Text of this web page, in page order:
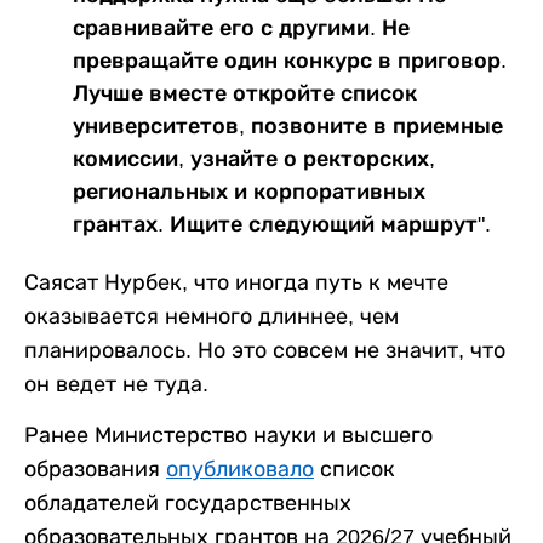
сравнивайте его с другими. Не
превращайте один конкурс в приговор.
Лучше вместе откройте список
университетов, позвоните в приемные
комиссии, узнайте о ректорских,
региональных и корпоративных
грантах. Ищите следующий маршрут".
Саясат Нурбек, что иногда путь к мечте
оказывается немного длиннее, чем
планировалось. Но это совсем не значит, что
он ведет не туда.
Ранее Министерство науки и высшего
образования опубликовало список
обладателей государственных
образовательных грантов на 2026/27 учебный